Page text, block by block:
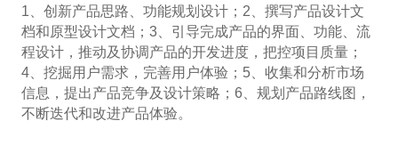
1、创新产品思路、功能规划设计；2、撰写产品设计文
档和原型设计文档；3、引导完成产品的界面、功能、流
程设计，推动及协调产品的开发进度，把控项目质量；
4、挖掘用户需求，完善用户体验；5、收集和分析市场
信息，提出产品竞争及设计策略；6、规划产品路线图，
不断迭代和改进产品体验。